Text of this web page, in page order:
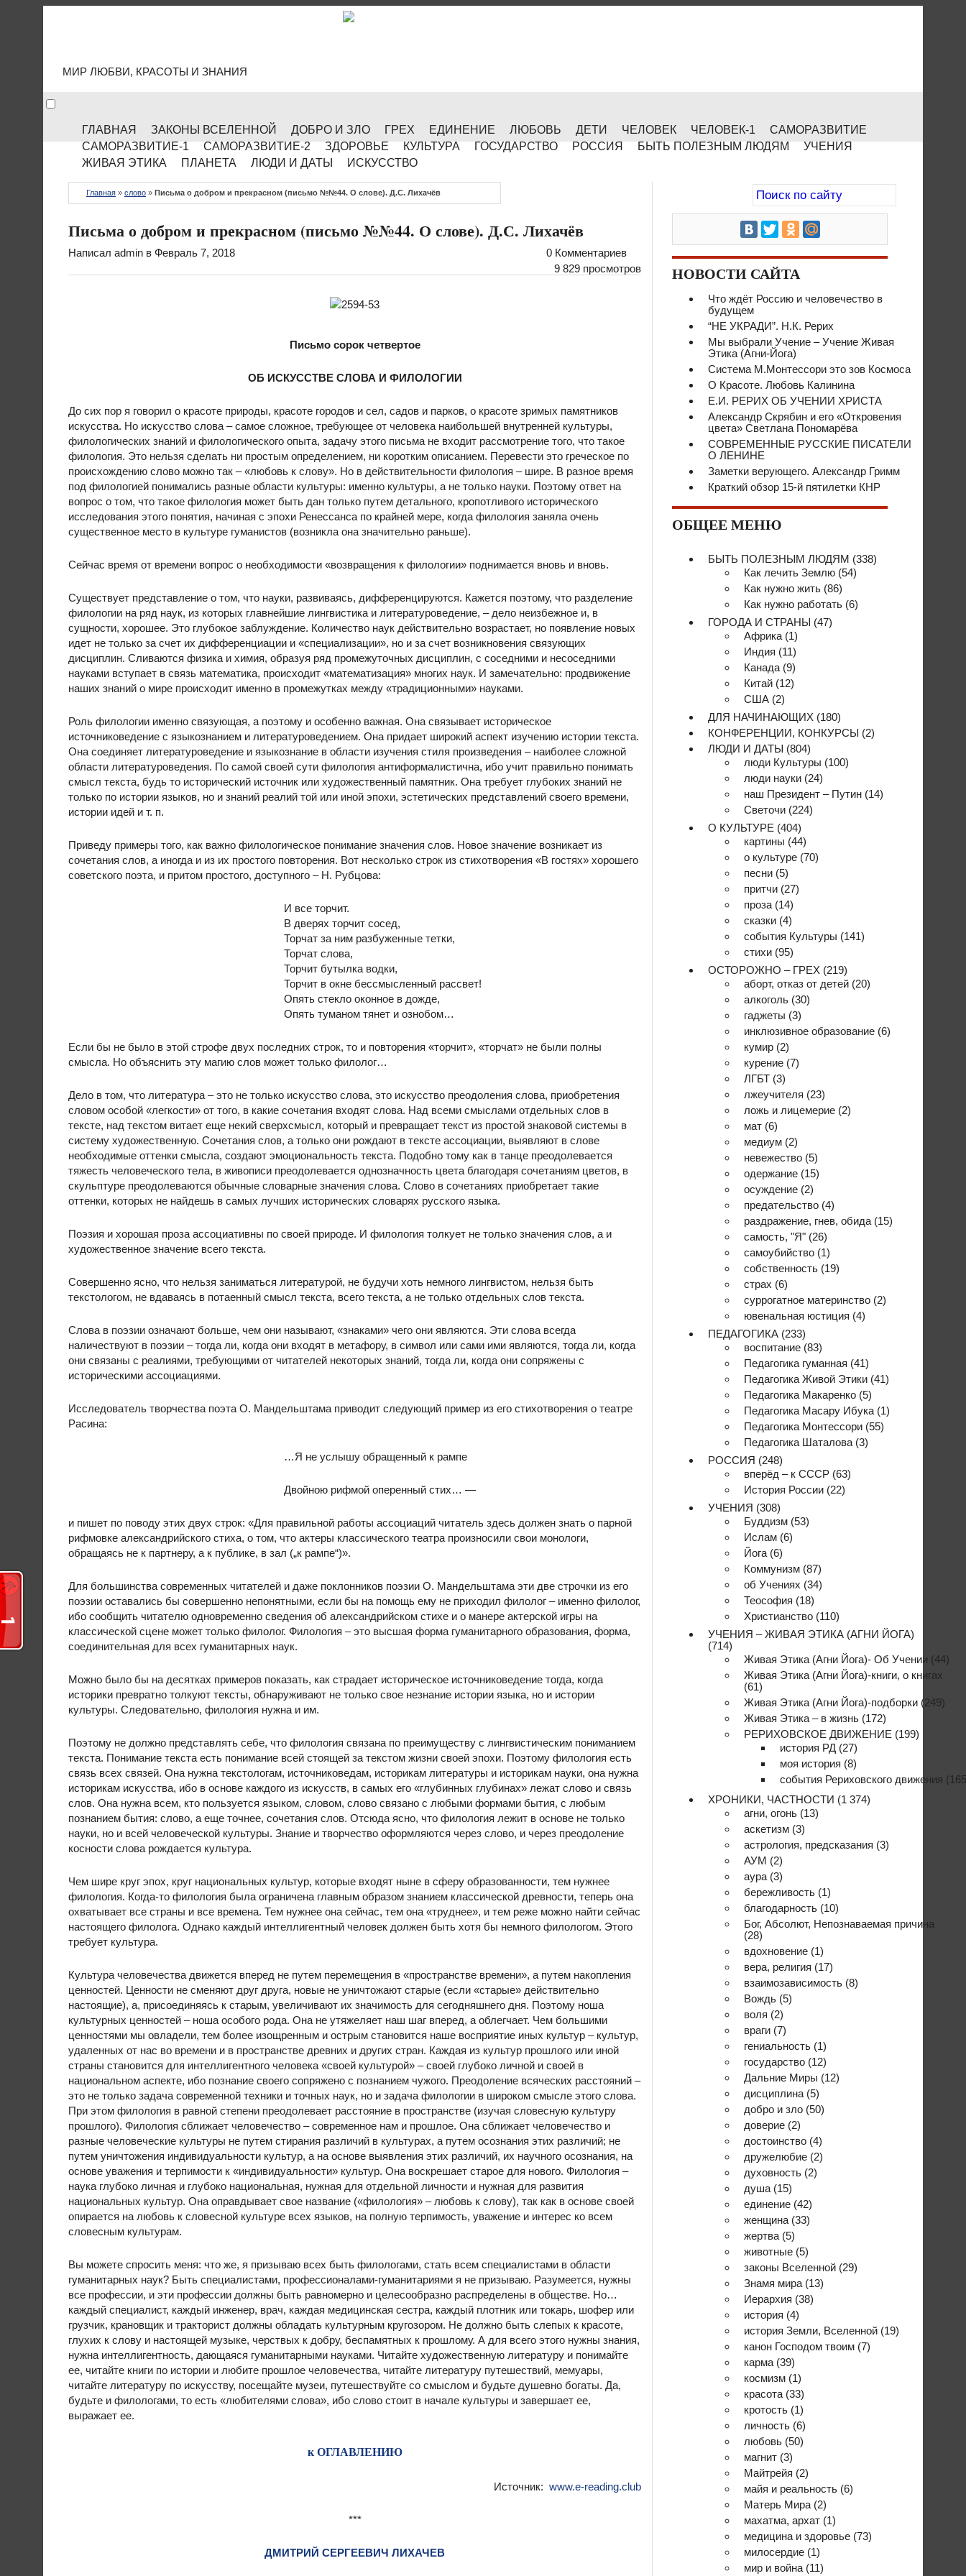
МИР ЛЮБВИ, КРАСОТЫ И ЗНАНИЯ
ГЛАВНАЯ ЗАКОНЫ ВСЕЛЕННОЙ ДОБРО И ЗЛО ГРЕХ ЕДИНЕНИЕ ЛЮБОВЬ ДЕТИ ЧЕЛОВЕК ЧЕЛОВЕК-1
САМОРАЗВИТИЕ
САМОРАЗВИТИЕ-1
САМОРАЗВИТИЕ-2 ЗДОРОВЬЕ КУЛЬТУРА ГОСУДАРСТВО РОССИЯ БЫТЬ ПОЛЕЗНЫМ ЛЮДЯМ
УЧЕНИЯ
ЖИВАЯ ЭТИКА
ПЛАНЕТА ЛЮДИ И ДАТЫ ИСКУССТВО
Главная » слово » Письма о добром и прекрасном (письмо №№44. О слове). Д.С. Лихачёв
Письма о добром и прекрасном (письмо №№44. О слове). Д.С. Лихачёв
Написал admin в Февраль 7, 2018
0 Комментариев
9 829 просмотров
Письмо сорок четвертое
ОБ ИСКУССТВЕ СЛОВА И ФИЛОЛОГИИ
До сих пор я говорил о красоте природы, красоте городов и сел, садов и парков, о красоте зримых памятников
искусства. Но искусство слова – самое сложное, требующее от человека наибольшей внутренней культуры,
филологических знаний и филологического опыта, задачу этого письма не входит рассмотрение того, что такое
филология. Это нельзя сделать ни простым определением, ни коротким описанием. Перевести это греческое по
происхождению слово можно так – «любовь к слову». Но в действительности филология – шире. В разное время
под филологией понимались разные области культуры: именно культуры, а не только науки. Поэтому ответ на
вопрос о том, что такое филология может быть дан только путем детального, кропотливого исторического
исследования этого понятия, начиная с эпохи Ренессанса по крайней мере, когда филология заняла очень
существенное место в культуре гуманистов (возникла она значительно раньше).
Сейчас время от времени вопрос о необходимости «возвращения к филологии» поднимается вновь и вновь.
Существует представление о том, что науки, развиваясь, дифференцируются. Кажется поэтому, что разделение
филологии на ряд наук, из которых главнейшие лингвистика и литературоведение, – дело неизбежное и, в
сущности, хорошее. Это глубокое заблуждение. Количество наук действительно возрастает, но появление новых
идет не только за счет их дифференциации и «специализации», но и за счет возникновения связующих
дисциплин. Сливаются физика и химия, образуя ряд промежуточных дисциплин, с соседними и несоседними
науками вступает в связь математика, происходит «математизация» многих наук. И замечательно: продвижение
наших знаний о мире происходит именно в промежутках между «традиционными» науками.
Роль филологии именно связующая, а поэтому и особенно важная. Она связывает историческое
источниковедение с языкознанием и литературоведением. Она придает широкий аспект изучению истории текста.
Она соединяет литературоведение и языкознание в области изучения стиля произведения – наиболее сложной
области литературоведения. По самой своей сути филология антиформалистична, ибо учит правильно понимать
смысл текста, будь то исторический источник или художественный памятник. Она требует глубоких знаний не
только по истории языков, но и знаний реалий той или иной эпохи, эстетических представлений своего времени,
истории идей и т. п.
Приведу примеры того, как важно филологическое понимание значения слов. Новое значение возникает из
сочетания слов, а иногда и из их простого повторения. Вот несколько строк из стихотворения «В гостях» хорошего
советского поэта, и притом простого, доступного – Н. Рубцова:
И все торчит.
В дверях торчит сосед,
Торчат за ним разбуженные тетки,
Торчат слова,
Торчит бутылка водки,
Торчит в окне бессмысленный рассвет!
Опять стекло оконное в дожде,
Опять туманом тянет и ознобом…
Если бы не было в этой строфе двух последних строк, то и повторения «торчит», «торчат» не были полны
смысла. Но объяснить эту магию слов может только филолог…
Дело в том, что литература – это не только искусство слова, это искусство преодоления слова, приобретения
словом особой «легкости» от того, в какие сочетания входят слова. Над всеми смыслами отдельных слов в
тексте, над текстом витает еще некий сверхсмысл, который и превращает текст из простой знаковой системы в
систему художественную. Сочетания слов, а только они рождают в тексте ассоциации, выявляют в слове
необходимые оттенки смысла, создают эмоциональность текста. Подобно тому как в танце преодолевается
тяжесть человеческого тела, в живописи преодолевается однозначность цвета благодаря сочетаниям цветов, в
скульптуре преодолеваются обычные словарные значения слова. Слово в сочетаниях приобретает такие
оттенки, которых не найдешь в самых лучших исторических словарях русского языка.
Поэзия и хорошая проза ассоциативны по своей природе. И филология толкует не только значения слов, а и
художественное значение всего текста.
Совершенно ясно, что нельзя заниматься литературой, не будучи хоть немного лингвистом, нельзя быть
текстологом, не вдаваясь в потаенный смысл текста, всего текста, а не только отдельных слов текста.
Слова в поэзии означают больше, чем они называют, «знаками» чего они являются. Эти слова всегда
наличествуют в поэзии – тогда ли, когда они входят в метафору, в символ или сами ими являются, тогда ли, когда
они связаны с реалиями, требующими от читателей некоторых знаний, тогда ли, когда они сопряжены с
историческими ассоциациями.
Исследователь творчества поэта О. Мандельштама приводит следующий пример из его стихотворения о театре
Расина:
…Я не услышу обращенный к рампе
Двойною рифмой оперенный стих… —
и пишет по поводу этих двух строк: «Для правильной работы ассоциаций читатель здесь должен знать о парной
рифмовке александрийского стиха, о том, что актеры классического театра произносили свои монологи,
обращаясь не к партнеру, а к публике, в зал („к рампе“)».
Для большинства современных читателей и даже поклонников поэзии О. Мандельштама эти две строчки из его
поэзии оставались бы совершенно непонятными, если бы на помощь ему не приходил филолог – именно филолог,
ибо сообщить читателю одновременно сведения об александрийском стихе и о манере актерской игры на
классической сцене может только филолог. Филология – это высшая форма гуманитарного образования, форма,
соединительная для всех гуманитарных наук.
Можно было бы на десятках примеров показать, как страдает историческое источниковедение тогда, когда
историки превратно толкуют тексты, обнаруживают не только свое незнание истории языка, но и истории
культуры. Следовательно, филология нужна и им.
Поэтому не должно представлять себе, что филология связана по преимуществу с лингвистическим пониманием
текста. Понимание текста есть понимание всей стоящей за текстом жизни своей эпохи. Поэтому филология есть
связь всех связей. Она нужна текстологам, источниковедам, историкам литературы и историкам науки, она нужна
историкам искусства, ибо в основе каждого из искусств, в самых его «глубинных глубинах» лежат слово и связь
слов. Она нужна всем, кто пользуется языком, словом, слово связано с любыми формами бытия, с любым
познанием бытия: слово, а еще точнее, сочетания слов. Отсюда ясно, что филология лежит в основе не только
науки, но и всей человеческой культуры. Знание и творчество оформляются через слово, и через преодоление
косности слова рождается культура.
Чем шире круг эпох, круг национальных культур, которые входят ныне в сферу образованности, тем нужнее
филология. Когда-то филология была ограничена главным образом знанием классической древности, теперь она
охватывает все страны и все времена. Тем нужнее она сейчас, тем она «труднее», и тем реже можно найти сейчас
настоящего филолога. Однако каждый интеллигентный человек должен быть хотя бы немного филологом. Этого
требует культура.
Культура человечества движется вперед не путем перемещения в «пространстве времени», а путем накопления
ценностей. Ценности не сменяют друг друга, новые не уничтожают старые (если «старые» действительно
настоящие), а, присоединяясь к старым, увеличивают их значимость для сегодняшнего дня. Поэтому ноша
культурных ценностей – ноша особого рода. Она не утяжеляет наш шаг вперед, а облегчает. Чем большими
ценностями мы овладели, тем более изощренным и острым становится наше восприятие иных культур – культур,
удаленных от нас во времени и в пространстве древних и других стран. Каждая из культур прошлого или иной
страны становится для интеллигентного человека «своей культурой» – своей глубоко личной и своей в
национальном аспекте, ибо познание своего сопряжено с познанием чужого. Преодоление всяческих расстояний –
это не только задача современной техники и точных наук, но и задача филологии в широком смысле этого слова.
При этом филология в равной степени преодолевает расстояние в пространстве (изучая словесную культуру
прошлого). Филология сближает человечество – современное нам и прошлое. Она сближает человечество и
разные человеческие культуры не путем стирания различий в культурах, а путем осознания этих различий; не
путем уничтожения индивидуальности культур, а на основе выявления этих различий, их научного осознания, на
основе уважения и терпимости к «индивидуальности» культур. Она воскрешает старое для нового. Филология –
наука глубоко личная и глубоко национальная, нужная для отдельной личности и нужная для развития
национальных культур. Она оправдывает свое название («филология» – любовь к слову), так как в основе своей
опирается на любовь к словесной культуре всех языков, на полную терпимость, уважение и интерес ко всем
словесным культурам.
Вы можете спросить меня: что же, я призываю всех быть филологами, стать всем специалистами в области
гуманитарных наук? Быть специалистами, профессионалами-гуманитариями я не призываю. Разумеется, нужны
все профессии, и эти профессии должны быть равномерно и целесообразно распределены в обществе. Но…
каждый специалист, каждый инженер, врач, каждая медицинская сестра, каждый плотник или токарь, шофер или
грузчик, крановщик и тракторист должны обладать культурным кругозором. Не должно быть слепых к красоте,
глухих к слову и настоящей музыке, черствых к добру, беспамятных к прошлому. А для всего этого нужны знания,
нужна интеллигентность, дающаяся гуманитарными науками. Читайте художественную литературу и понимайте
ее, читайте книги по истории и любите прошлое человечества, читайте литературу путешествий, мемуары,
читайте литературу по искусству, посещайте музеи, путешествуйте со смыслом и будьте душевно богаты. Да,
будьте и филологами, то есть «любителями слова», ибо слово стоит в начале культуры и завершает ее,
выражает ее.
к ОГЛАВЛЕНИЮ
Источник: www.e-reading.club
***
ДМИТРИЙ СЕРГЕЕВИЧ ЛИХАЧЕВ
НОВОСТИ САЙТА
Что ждёт Россию и человечество в
будущем
“НЕ УКРАДИ”. Н.К. Рерих
Мы выбрали Учение – Учение Живая
Этика (Агни-Йога)
Система М.Монтессори это зов Космоса
О Красоте. Любовь Калинина
Е.И. РЕРИХ ОБ УЧЕНИИ ХРИСТА
Александр Скрябин и его «Откровения
цвета» Светлана Пономарёва
СОВРЕМЕННЫЕ РУССКИЕ ПИСАТЕЛИ
О ЛЕНИНЕ
Заметки верующего. Александр Гримм
Краткий обзор 15-й пятилетки КНР
ОБЩЕЕ МЕНЮ
БЫТЬ ПОЛЕЗНЫМ ЛЮДЯМ (338)
Как лечить Землю (54)
Как нужно жить (86)
Как нужно работать (6)
ГОРОДА И СТРАНЫ (47)
Африка (1)
Индия (11)
Канада (9)
Китай (12)
США (2)
ДЛЯ НАЧИНАЮЩИХ (180)
КОНФЕРЕНЦИИ, КОНКУРСЫ (2)
ЛЮДИ И ДАТЫ (804)
люди Культуры (100)
люди науки (24)
наш Президент – Путин (14)
Светочи (224)
О КУЛЬТУРЕ (404)
картины (44)
о культуре (70)
песни (5)
притчи (27)
проза (14)
сказки (4)
события Культуры (141)
стихи (95)
ОСТОРОЖНО – ГРЕХ (219)
аборт, отказ от детей (20)
алкоголь (30)
гаджеты (3)
инклюзивное образование (6)
кумир (2)
курение (7)
ЛГБТ (3)
лжеучителя (23)
ложь и лицемерие (2)
мат (6)
медиум (2)
невежество (5)
одержание (15)
осуждение (2)
предательство (4)
раздражение, гнев, обида (15)
самость, "Я" (26)
самоубийство (1)
собственность (19)
страх (6)
суррогатное материнство (2)
ювенальная юстиция (4)
ПЕДАГОГИКА (233)
воспитание (83)
Педагогика гуманная (41)
Педагогика Живой Этики (41)
Педагогика Макаренко (5)
Педагогика Масару Ибука (1)
Педагогика Монтессори (55)
Педагогика Шаталова (3)
РОССИЯ (248)
вперёд – к СССР (63)
История России (22)
УЧЕНИЯ (308)
Буддизм (53)
Ислам (6)
Йога (6)
Коммунизм (87)
об Учениях (34)
Теософия (18)
Христианство (110)
УЧЕНИЯ – ЖИВАЯ ЭТИКА (АГНИ ЙОГА)
(714)
Живая Этика (Агни Йога)- Об Учении (44)
Живая Этика (Агни Йога)-книги, о книгах
(61)
Живая Этика (Агни Йога)-подборки (249)
Живая Этика – в жизнь (172)
РЕРИХОВСКОЕ ДВИЖЕНИЕ (199)
история РД (27)
моя история (8)
события Рериховского движения
ХРОНИКИ, ЧАСТНОСТИ (1 374)
агни, огонь (13)
аскетизм (3)
астрология, предсказания (3)
АУМ (2)
аура (3)
бережливость (1)
благодарность (10)
Бог, Абсолют, Непознаваемая причина
(28)
вдохновение (1)
вера, религия (17)
взаимозависимость (8)
Вождь (5)
воля (2)
враги (7)
гениальность (1)
государство (12)
Дальние Миры (12)
дисциплина (5)
добро и зло (50)
доверие (2)
достоинство (4)
дружелюбие (2)
духовность (2)
душа (15)
единение (42)
женщина (33)
жертва (5)
животные (5)
законы Вселенной (29)
Знамя мира (13)
Иерархия (38)
история (4)
история Земли, Вселенной (19)
канон Господом твоим (7)
карма (39)
космизм (1)
красота (33)
кротость (1)
личность (6)
любовь (50)
магнит (3)
Майтрейя (2)
майя и реальность (6)
Матерь Мира (2)
махатма, архат (1)
медицина и здоровье (73)
милосердие (1)
мир и война (11)